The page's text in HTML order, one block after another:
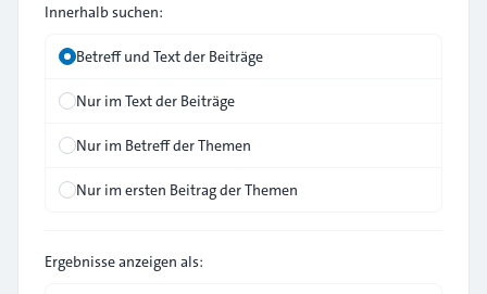
Innerhalb suchen:
Betreff und Text der Beiträge
Nur im Text der Beiträge
Nur im Betreff der Themen
Nur im ersten Beitrag der Themen
Ergebnisse anzeigen als: